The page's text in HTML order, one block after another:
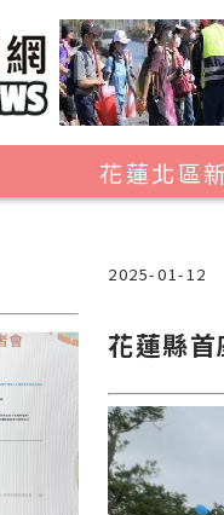
花蓮北區
吉安鄉
秀林鄉
2025-01-12
花蓮縣